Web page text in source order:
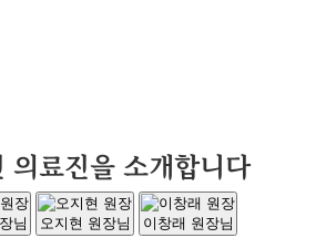
의료진을 소개합니다
님 오지현 원장님 이창래 원장님